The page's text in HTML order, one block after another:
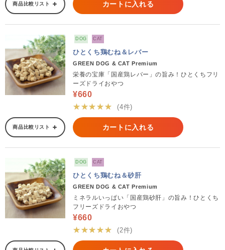
商品比較リスト カートに入れる
DOG CAT
ひとくち鶏むね＆レバー
GREEN DOG & CAT Premium
栄養の宝庫「国産鶏レバー」の旨み！ひとくちフリ
ーズドライおやつ
¥660
★★★★★
(4件)
商品比較リスト カートに入れる
DOG CAT
ひとくち鶏むね＆砂肝
GREEN DOG & CAT Premium
ミネラルいっぱい「国産鶏砂肝」の旨み！ひとくち
フリーズドライおやつ
¥660
★★★★★
(2件)